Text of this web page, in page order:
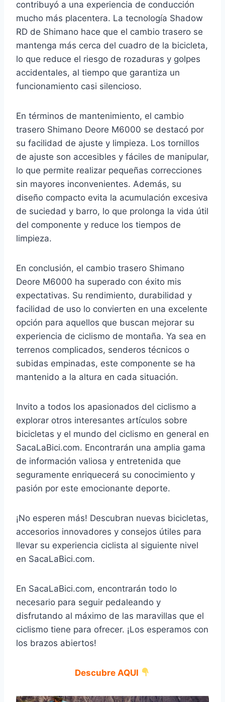
contribuyó a una experiencia de conducción
mucho más placentera. La tecnología Shadow
RD de Shimano hace que el cambio trasero se
mantenga más cerca del cuadro de la bicicleta,
lo que reduce el riesgo de rozaduras y golpes
accidentales, al tiempo que garantiza un
funcionamiento casi silencioso.
En términos de mantenimiento, el cambio
trasero Shimano Deore M6000 se destacó por
su facilidad de ajuste y limpieza. Los tornillos
de ajuste son accesibles y fáciles de manipular,
lo que permite realizar pequeñas correcciones
sin mayores inconvenientes. Además, su
diseño compacto evita la acumulación excesiva
de suciedad y barro, lo que prolonga la vida útil
del componente y reduce los tiempos de
limpieza.
En conclusión, el cambio trasero Shimano
Deore M6000 ha superado con éxito mis
expectativas. Su rendimiento, durabilidad y
facilidad de uso lo convierten en una excelente
opción para aquellos que buscan mejorar su
experiencia de ciclismo de montaña. Ya sea en
terrenos complicados, senderos técnicos o
subidas empinadas, este componente se ha
mantenido a la altura en cada situación.
Invito a todos los apasionados del ciclismo a
explorar otros interesantes artículos sobre
bicicletas y el mundo del ciclismo en general en
SacaLaBici.com. Encontrarán una amplia gama
de información valiosa y entretenida que
seguramente enriquecerá su conocimiento y
pasión por este emocionante deporte.
¡No esperen más! Descubran nuevas bicicletas,
accesorios innovadores y consejos útiles para
llevar su experiencia ciclista al siguiente nivel
en SacaLaBici.com.
En SacaLaBici.com, encontrarán todo lo
necesario para seguir pedaleando y
disfrutando al máximo de las maravillas que el
ciclismo tiene para ofrecer. ¡Los esperamos con
los brazos abiertos!
Descubre AQUI